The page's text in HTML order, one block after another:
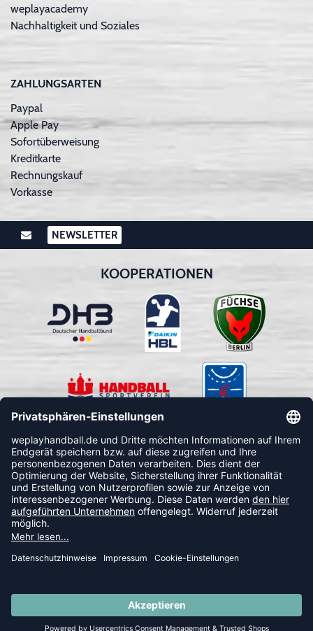
weplayacademy
Nachhaltigkeit und Soziales
ZAHLUNGSARTEN
Paypal
Apple Pay
Sofortüberweisung
Kreditkarte
Rechnungskauf
Vorkasse
NEWSLETTER
KOOPERATIONEN
FOLLOW US